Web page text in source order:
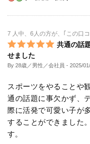
7 人中、6人の方が、｢この口
共通の話
せました
By 28歳／男性／会社員 - 2025/
スポーツをやることや
通の話題に事欠かず、
際に活発で可愛い子が
することができました
す。